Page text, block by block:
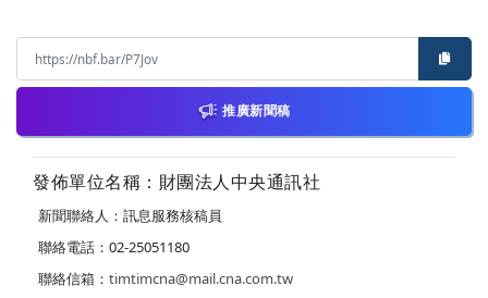
推廣新聞稿
發佈單位名稱：財團法人中央通訊社
新聞聯絡人：訊息服務核稿員
聯絡電話：02-25051180
聯絡信箱： timtimcna@mail.cna.com.tw